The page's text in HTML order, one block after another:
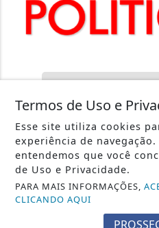
POLITICONEWS - TODOS
Termos de Uso e
Esse site utiliza cookies
experiência de
entendemos que você
de Uso e Privacidade.
PARA MAIS INFORMAÇÕES,
CLICANDO AQUI